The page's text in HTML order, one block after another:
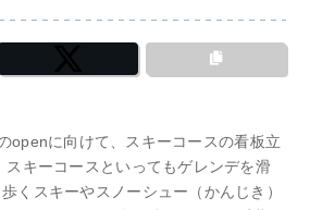
openに向けて、スキーコースの看板立
スキーコースといってもゲレンデを滑
くスキーやスノーシュー（かんじき）